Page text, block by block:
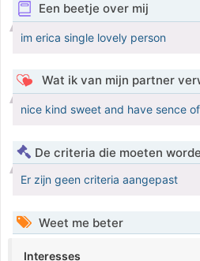
Een beetje over mij
im erica single lovely person
Wat ik van mijn partner
nice kind sweet and have sence
De criteria die moeten
Er zijn geen criteria aangepast
Weet me beter
Interesses